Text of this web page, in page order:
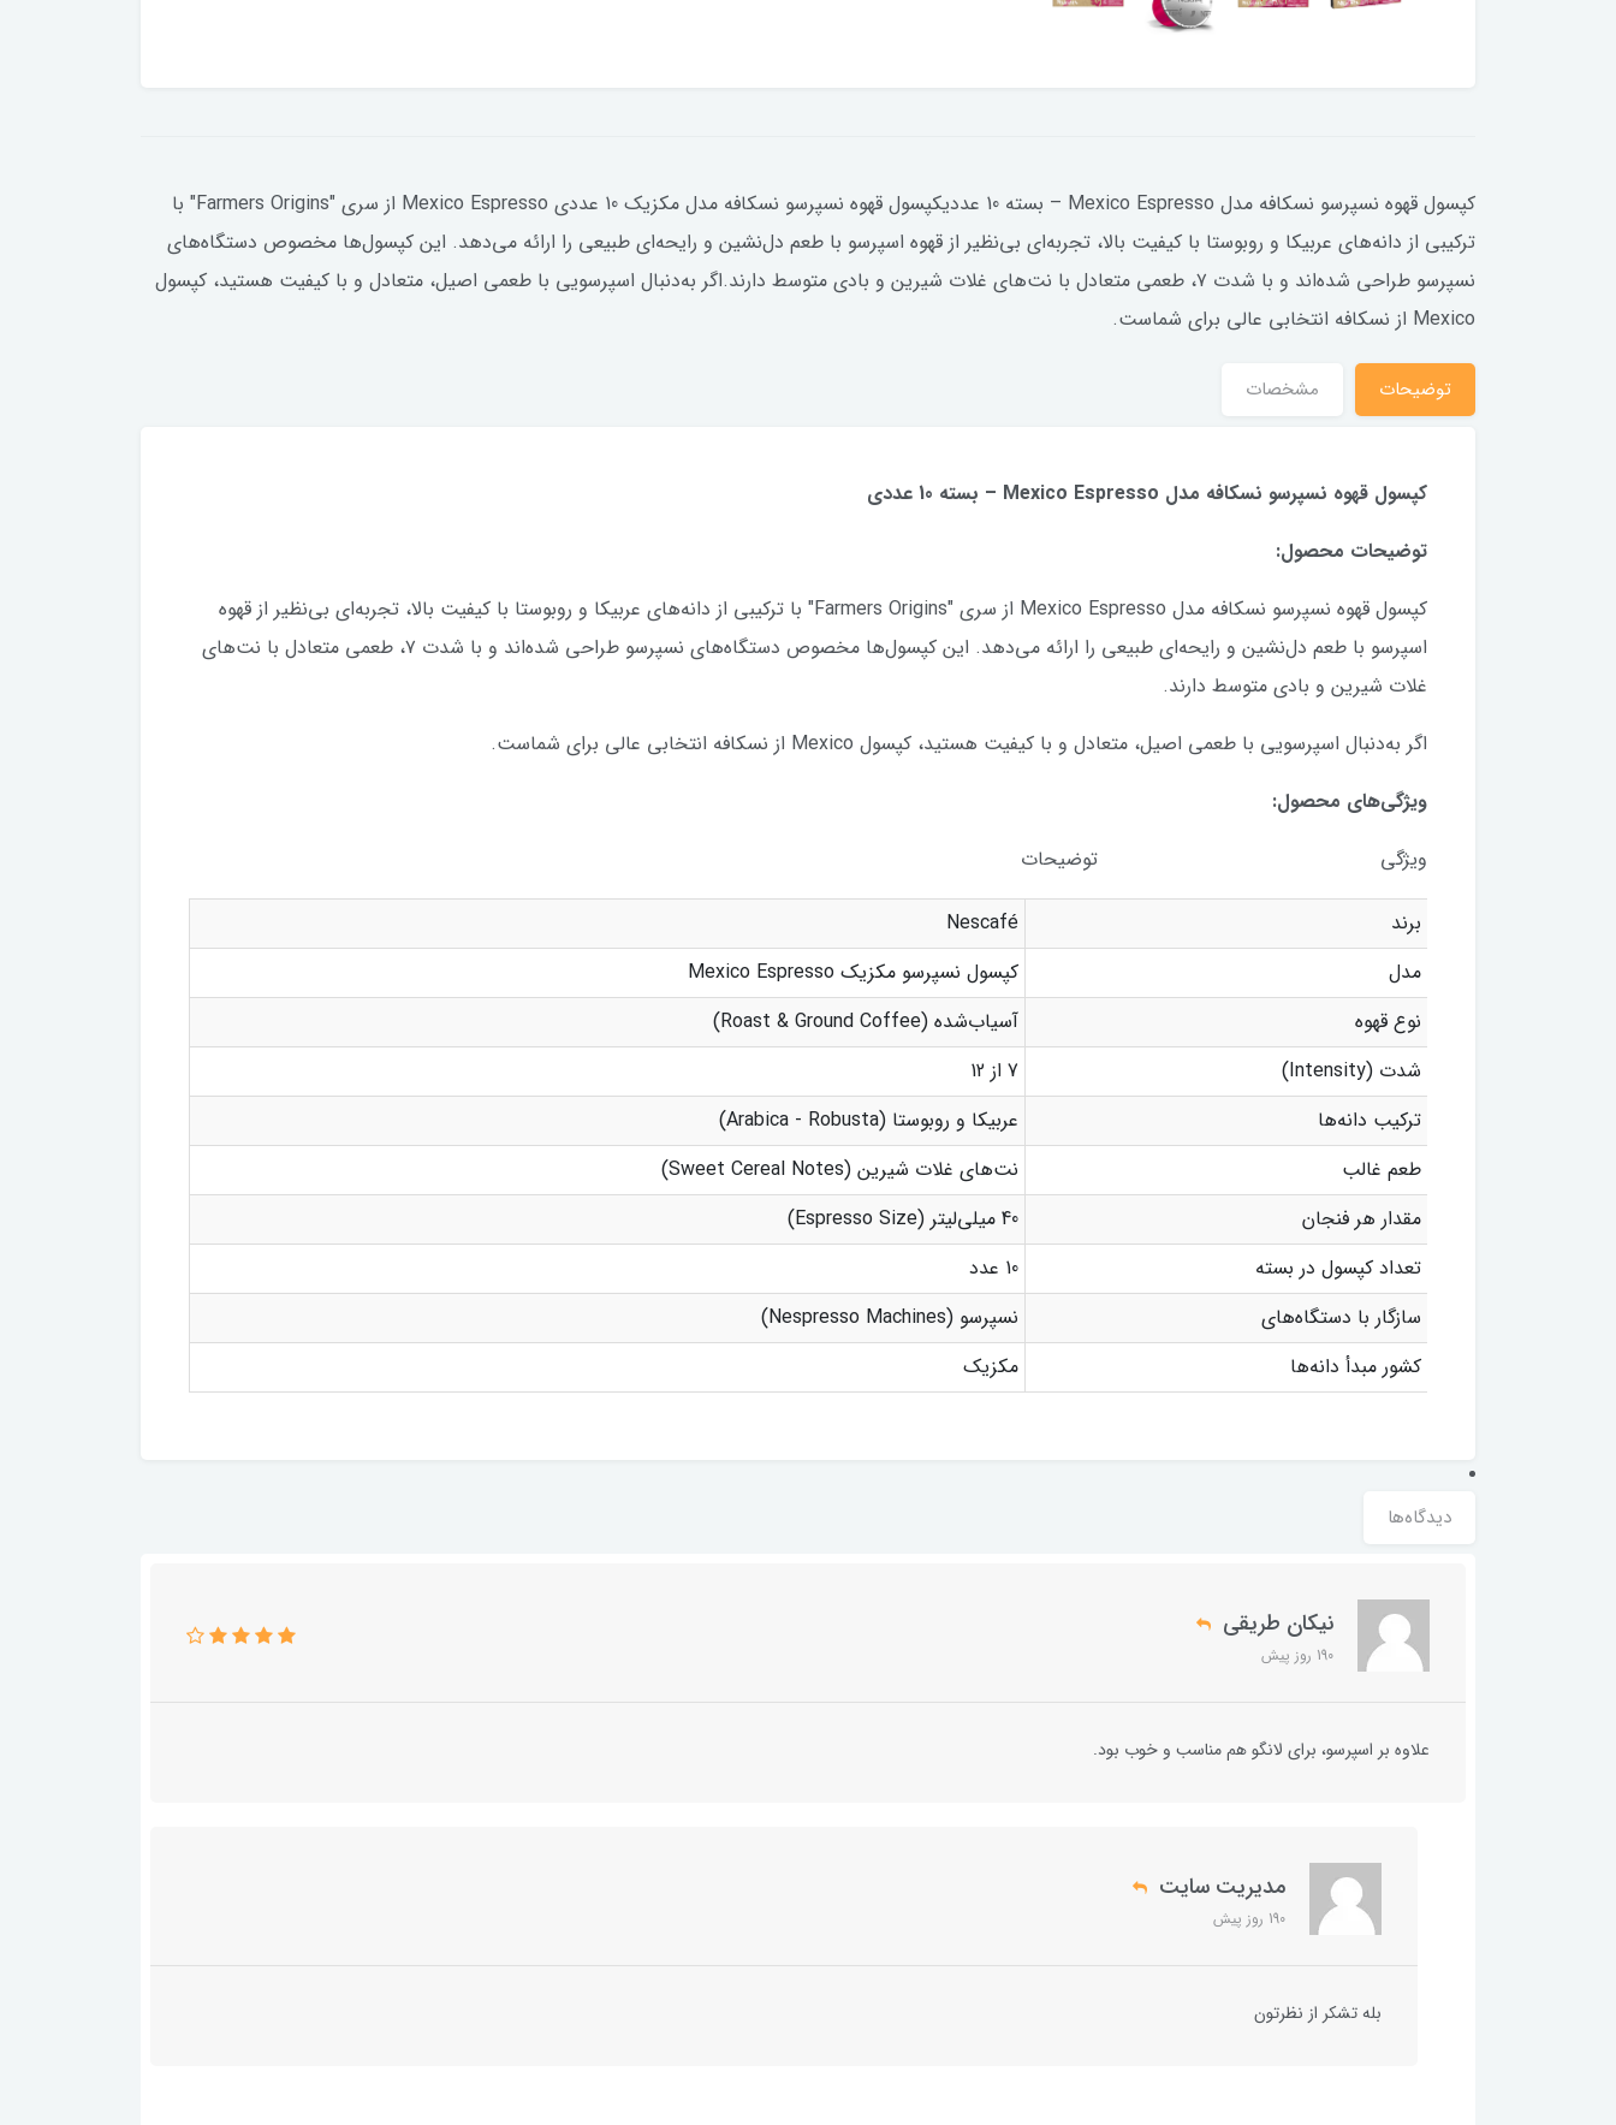
کپسول قهوه نسپرسو نسکافه مدل Mexico Espresso – بسته 10 عددیکپسول قهوه نسپرسو نسکافه مدل مکزیک 10 عددی Mexico Espresso از سری "Farmers Origins" با
ترکیبی از دانه‌های عربیکا و روبوستا با کیفیت بالا، تجربه‌ای بی‌نظیر از قهوه اسپرسو با طعم دل‌نشین و رایحه‌ای طبیعی را ارائه می‌دهد. این کپسول‌ها مخصوص دستگاه‌های
نسپرسو طراحی شده‌اند و با شدت ۷، طعمی متعادل با نت‌های غلات شیرین و بادی متوسط دارند.اگر به‌دنبال اسپرسویی با طعمی اصیل، متعادل و با کیفیت هستید، کپسول
Mexico از نسکافه انتخابی عالی برای شماست.
توضیحات مشخصات
کپسول قهوه نسپرسو نسکافه مدل Mexico Espresso – بسته 10 عددی
توضیحات محصول:
کپسول قهوه نسپرسو نسکافه مدل Mexico Espresso از سری "Farmers Origins" با ترکیبی از دانه‌های عربیکا و روبوستا با کیفیت بالا، تجربه‌ای بی‌نظیر از قهوه
اسپرسو با طعم دل‌نشین و رایحه‌ای طبیعی را ارائه می‌دهد. این کپسول‌ها مخصوص دستگاه‌های نسپرسو طراحی شده‌اند و با شدت ۷، طعمی متعادل با نت‌های
غلات شیرین و بادی متوسط دارند.
اگر به‌دنبال اسپرسویی با طعمی اصیل، متعادل و با کیفیت هستید، کپسول Mexico از نسکافه انتخابی عالی برای شماست.
ویژگی‌های محصول:
ویژگی توضیحات
برند
Nescafé
مدل
کپسول نسپرسو مکزیک Mexico Espresso
نوع قهوه
آسیاب‌شده (Roast & Ground Coffee)
شدت (Intensity)
7 از 12
ترکیب دانه‌ها
عربیکا و روبوستا (Arabica - Robusta)
طعم غالب
نت‌های غلات شیرین (Sweet Cereal Notes)
مقدار هر فنجان
40 میلی‌لیتر (Espresso Size)
تعداد کپسول در بسته
10 عدد
سازگار با دستگاه‌های
نسپرسو (Nespresso Machines)
کشور مبدأ دانه‌ها
مکزیک
دیدگاه‌ها
نیکان طریقی
190 روز پیش
علاوه بر اسپرسو، برای لانگو هم مناسب و خوب بود.
مدیریت سایت
190 روز پیش
بله تشکر از نظرتون